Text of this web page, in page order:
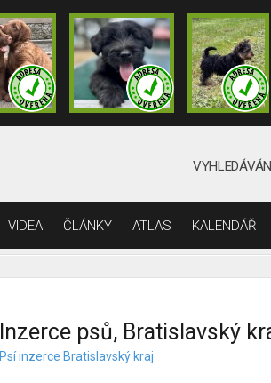
VIDEA ČLÁNKY ATLAS KALENDÁŘ
Inzerce psů, Bratislavský
Psí inzerce Bratislavský kraj